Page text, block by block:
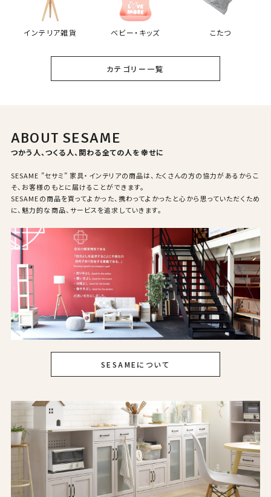
インテリア雑貨 ベビー・キッズ こたつ
カテゴリー一覧
ABOUT SESAME
つかう人、つくる人、関わる全ての人を幸せに
SESAME ”セサミ” 家具・インテリアの商品は、たくさんの方の協力があるからこ
そ、お客様のもとに届けることができます。
SESAMEの商品を買ってよかった、携わってよかったと心から思っていただくため
に、魅力的な商品、サービスを追求していきます。
SESAMEについて